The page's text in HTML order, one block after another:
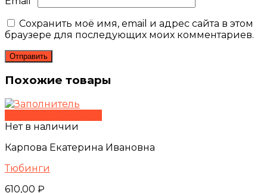
Сохранить моё имя, email и адрес сайта в этом
браузере для последующих моих комментариев.
Похожие товары
Нет в наличии
Карпова Екатерина Ивановна
Тюбинги
610,00 ₽